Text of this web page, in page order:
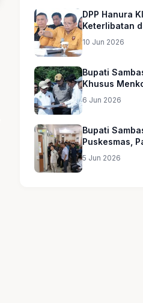
DPP Hanura
Keterlibatan
MBG
10 Jun 2026
Bupati
Khusus
Sekolah Rakyat
6 Jun 2026
Bupati
Puskesmas,
Kesehatan
5 Jun 2026